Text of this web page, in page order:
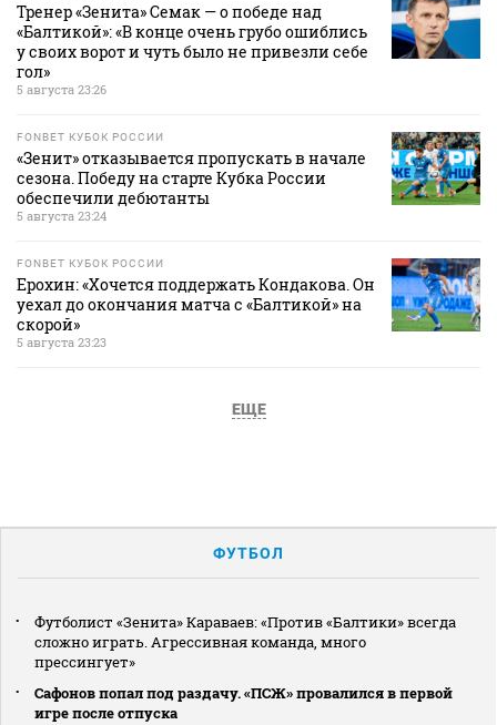
Тренер «Зенита» Семак — о победе над
«Балтикой»: «В конце очень грубо ошиблись
у своих ворот и чуть было не привезли себе
гол»
5 августа 23:26
FONBET КУБОК РОССИИ
«Зенит» отказывается пропускать в начале
сезона. Победу на старте Кубка России
обеспечили дебютанты
5 августа 23:24
FONBET КУБОК РОССИИ
Ерохин: «Хочется поддержать Кондакова. Он
уехал до окончания матча с «Балтикой» на
скорой»
5 августа 23:23
ЕЩЕ
ФУТБОЛ
Футболист «Зенита» Караваев: «Против «Балтики» всегда
сложно играть. Агрессивная команда, много
прессингует»
Сафонов попал под раздачу. «ПСЖ» провалился в первой
игре после отпуска